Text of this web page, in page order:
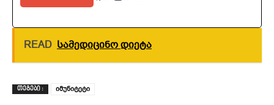
READ Სამედიცინო დიეტა
ᲗᲔᲒᲔᲑᲘ : იმუნიტეტი